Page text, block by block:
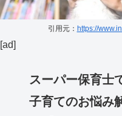
引用元： https://
[ad]
スーパー保育士
子育てのお悩み